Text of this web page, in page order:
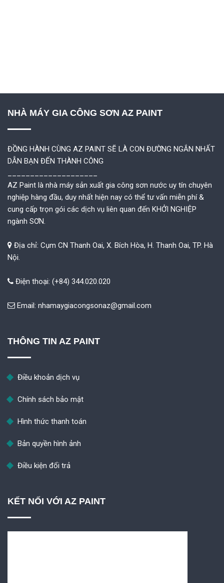
NHÀ MÁY GIA CÔNG SƠN AZ PAINT
ĐỒNG HÀNH CÙNG AZ PAINT SẼ LÀ CON ĐƯỜNG NGẮN NHẤT
DẪN BẠN ĐẾN THÀNH CÔNG
AZ Paint là nhà máy sản xuất gia công sơn nước uy tín chuyên
nghiệp hàng đầu, duy nhất hiện nay có thể tư vấn miễn phí &
cung cấp trọn gói các dịch vụ liên quan đến KHỞI NGHIỆP
ngành SƠN.
Địa chỉ: Cụm CN Thanh Oai, X. Bích Hòa, H. Thanh Oai, TP. Hà
Nội.
Điện thoại: (+84) 344.020.020
Email: nhamaygiacongsonaz@gmail.com
THÔNG TIN AZ PAINT
Điều khoản dịch vụ
Chính sách bảo mật
Hình thức thanh toán
Bản quyền hình ảnh
Điều kiện đổi trả
KẾT NỐI VỚI AZ PAINT